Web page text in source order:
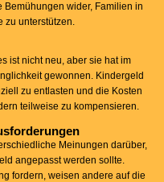
wider, Familien in
zu unterstützen.
ist nicht neu, aber sie hat im
gewonnen. Kindergeld
zu entlasten und die Kosten
teilweise zu kompensieren.
Meinungen darüber,
angepasst werden sollte.
fordern, weisen andere auf die